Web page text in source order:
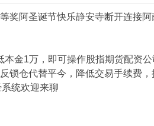
奖阿圣诞节快乐静安寺断开连接
金1万，即可操作股指期货配资
锁仓代替平今，降低交易手续费
统欢迎来聊